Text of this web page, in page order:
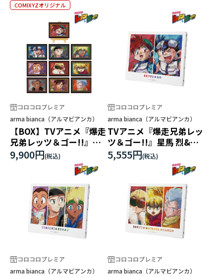
COMIXYZオリジナル
コロコロプレミア
arma bianca（アルマビアンカ）
【BOX】TVアニメ『爆走
兄弟レッツ＆ゴー!!』ト
レーディング grunge
CANVAS ミニキャンバス
9,900円
コロコロプレミア
arma bianca（アルマビアンカ）
TVアニメ『爆走兄弟レッ
ツ＆ゴー!!』星馬 烈&星
馬 豪 grunge CANVAS キ
ャンバスボード
5,555円
コロコロプレミア
arma bianca（アルマビアンカ）
コロコロプレミア
arma bianca（アルマビアンカ）